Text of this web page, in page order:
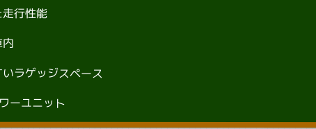
行性能
ラゲッジスペース
ーユニット